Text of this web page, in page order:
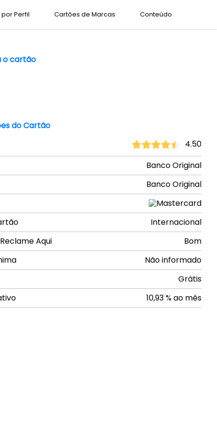
Perfil Cartões de Marcas Conteúdo
o cartão
do Cartão
4.50
Banco Original
Banco Original
Internacional
Aqui
Bom
Não informado
Grátis
10,93 % ao mês